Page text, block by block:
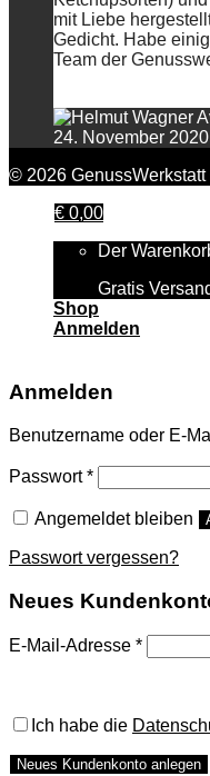
mit Liebe
Gedicht. Habe
Team der
24. November 2020
© 2026
€ 0,00
Der
Gratis
Shop
Anmelden
Anmelden
Benutzername oder E-
Passwort*
Angemeldet bleiben
Passwort vergessen?
Neues
E-Mail-Adresse *
Ich habe die
Neues Kundenkonto anlegen